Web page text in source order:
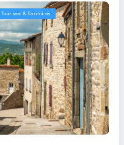
Tourisme & Territoires